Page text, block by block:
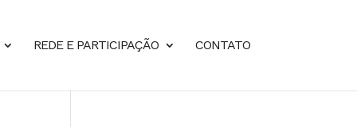
REDE E PARTICIPAÇÃO CONTATO